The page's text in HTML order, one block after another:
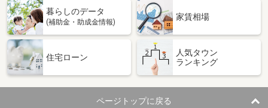
暮らしのデータ
(補助金・助成金情報)
家賃相場
住宅ローン
人気タウン
ランキング
ページトップに戻る